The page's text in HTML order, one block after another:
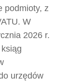
podmioty, z
W
2026 r.
urzędów